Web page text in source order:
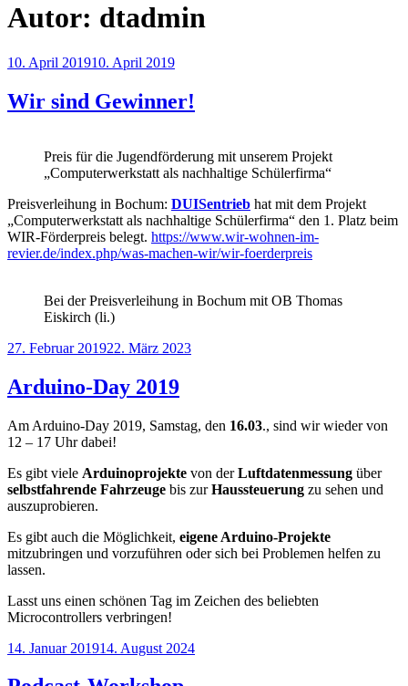
Autor: dtadmin
Veröffentlicht
10. April 201910. April 2019
Wir sind Gewinner!
Preis für die Jugendförderung mit unserem Projekt
„Computerwerkstatt als nachhaltige Schülerfirma“
Preisverleihung in Bochum: DUISentrieb hat mit dem Projekt
„Computerwerkstatt als nachhaltige Schülerfirma“ den 1. Platz beim
WIR-Förderpreis belegt. https://www.wir-wohnen-im-
revier.de/index.php/was-machen-wir/wir-foerderpreis
Bei der Preisverleihung in Bochum mit OB Thomas
Eiskirch (li.)
Veröffentlicht
27. Februar 201922. März 2023
Arduino-Day 2019
Am Arduino-Day 2019, Samstag, den 16.03., sind wir wieder von
12 – 17 Uhr dabei!
Es gibt viele Arduinoprojekte von derLuftdatenmessung über
selbstfahrende Fahrzeuge bis zurHaussteuerung zu sehen und
auszuprobieren.
Es gibt auch die Möglichkeit, eigene Arduino-Projekte
mitzubringen und vorzuführen oder sich bei Problemen helfen zu
lassen.
Lasst uns einen schönen Tag im Zeichen des beliebten
Microcontrollers verbringen!
Veröffentlicht
14. Januar 201914. August 2024